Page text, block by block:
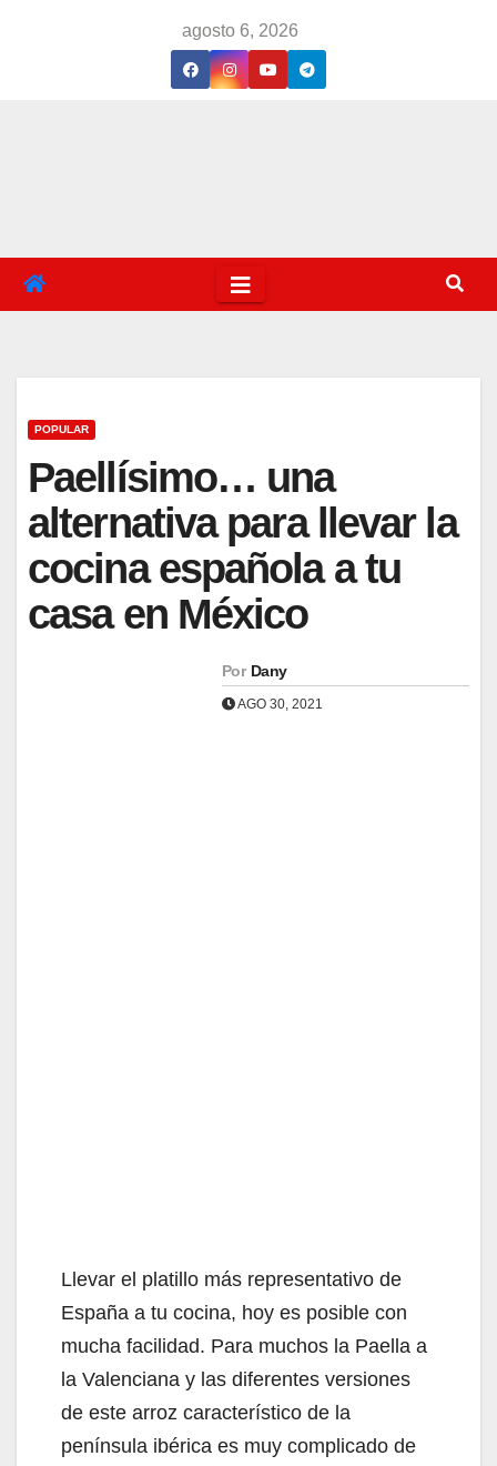
agosto 6, 2026
POPULAR
Paellísimo… una
alternativa para llevar la
cocina española a tu
casa en México
Por Dany
AGO 30, 2021
Llevar el platillo más representativo de
España a tu cocina, hoy es posible con
mucha facilidad. Para muchos la Paella a
la Valenciana y las diferentes versiones
de este arroz característico de la
península ibérica es muy complicado de